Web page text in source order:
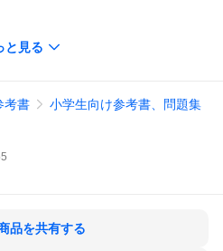
！ 学期の復習や学年の総仕上げ
数，国語，理科，社会）を丸ごと
長期休みの集中トレーニングに最
と見る
考書
小学生向け参考書、問題集
品を共有する